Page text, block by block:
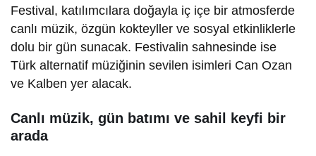
Festival, katılımcılara doğayla iç içe bir atmosferde
canlı müzik, özgün kokteyller ve sosyal etkinliklerle
dolu bir gün sunacak. Festivalin sahnesinde ise
Türk alternatif müziğinin sevilen isimleri Can Ozan
ve Kalben yer alacak.
Canlı müzik, gün batımı ve sahil keyfi bir
arada